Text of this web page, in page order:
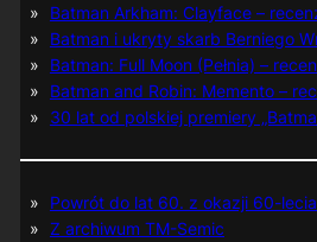
Batman Arkham: Clayface –
Batman i ukryty skarb Berniego
Batman: Full Moon (Pełnia) –
Batman and Robin: Memento –
30 lat od polskiej premiery
Powrót do lat 60. z okazji 60-
Z archiwum TM-Semic